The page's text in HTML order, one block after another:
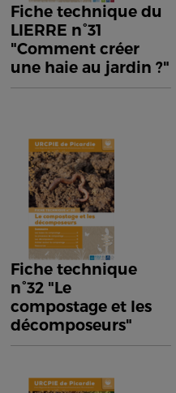
Fiche technique du
LIERRE n°31
"Comment créer
une haie au jardin ?"
Fiche technique
n°32 "Le
compostage et les
décomposeurs"